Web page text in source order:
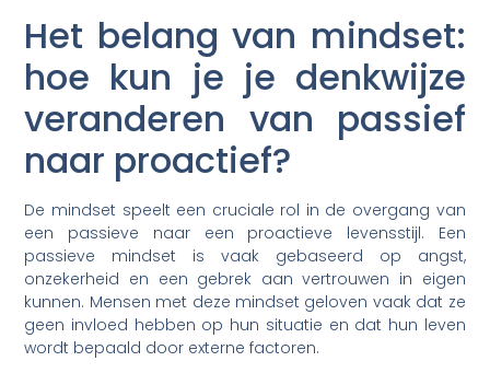
Het belang van mindset:
hoe kun je je denkwijze
veranderen van passief
naar proactief?
De mindset speelt een cruciale rol in de overgang van
een passieve naar een proactieve levensstijl. Een
passieve mindset is vaak gebaseerd op angst,
onzekerheid en een gebrek aan vertrouwen in eigen
kunnen. Mensen met deze mindset geloven vaak dat ze
geen invloed hebben op hun situatie en dat hun leven
wordt bepaald door externe factoren.